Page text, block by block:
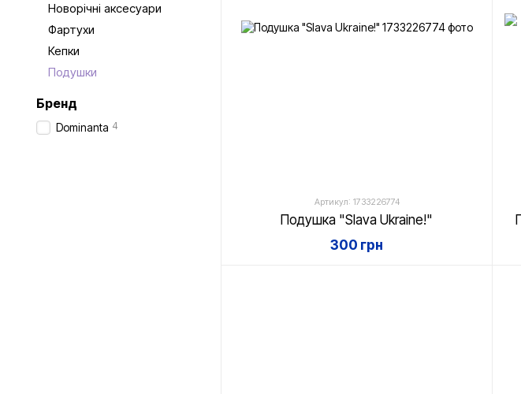
Артикул: 1733226774
Подушка "Slava Ukraine!"
300 грн
Новорічні аксесуари
Фартухи
Кепки
Подушки
Бренд
Dominanta 4